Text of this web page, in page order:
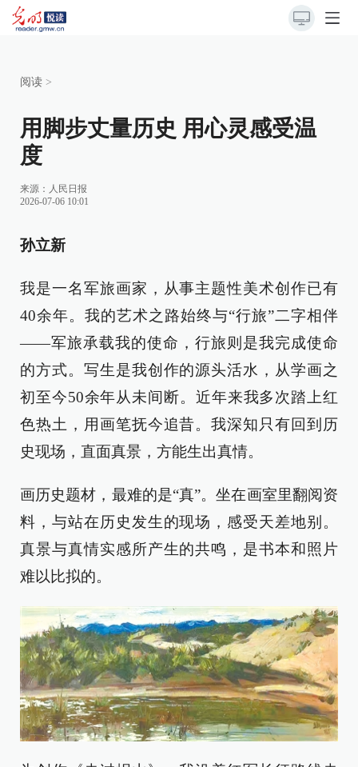
阅读 >
用脚步丈量历史 用心灵感受温
度
来源： 人民日报
2026-07-06 10:01
孙立新
我是一名军旅画家，从事主题性美术创作已有
40余年。我的艺术之路始终与“行旅”二字相伴
——军旅承载我的使命，行旅则是我完成使命
的方式。写生是我创作的源头活水，从学画之
初至今50余年从未间断。近年来我多次踏上红
色热土，用画笔抚今追昔。我深知只有回到历
史现场，直面真景，方能生出真情。
画历史题材，最难的是“真”。坐在画室里翻阅资
料，与站在历史发生的现场，感受天差地别。
真景与真情实感所产生的共鸣，是书本和照片
难以比拟的。